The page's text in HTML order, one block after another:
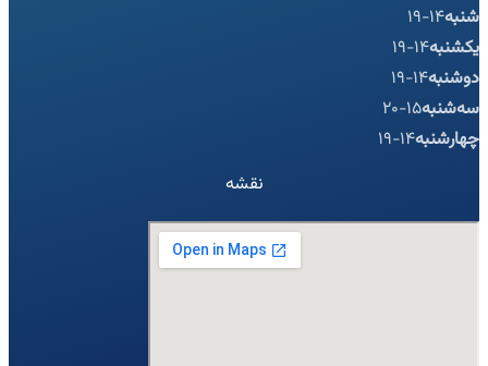
شنبه14-19
یکشنبه14-19
دوشنبه14-19
سه‌شنبه15-20
چهارشنبه14-19
نقشه